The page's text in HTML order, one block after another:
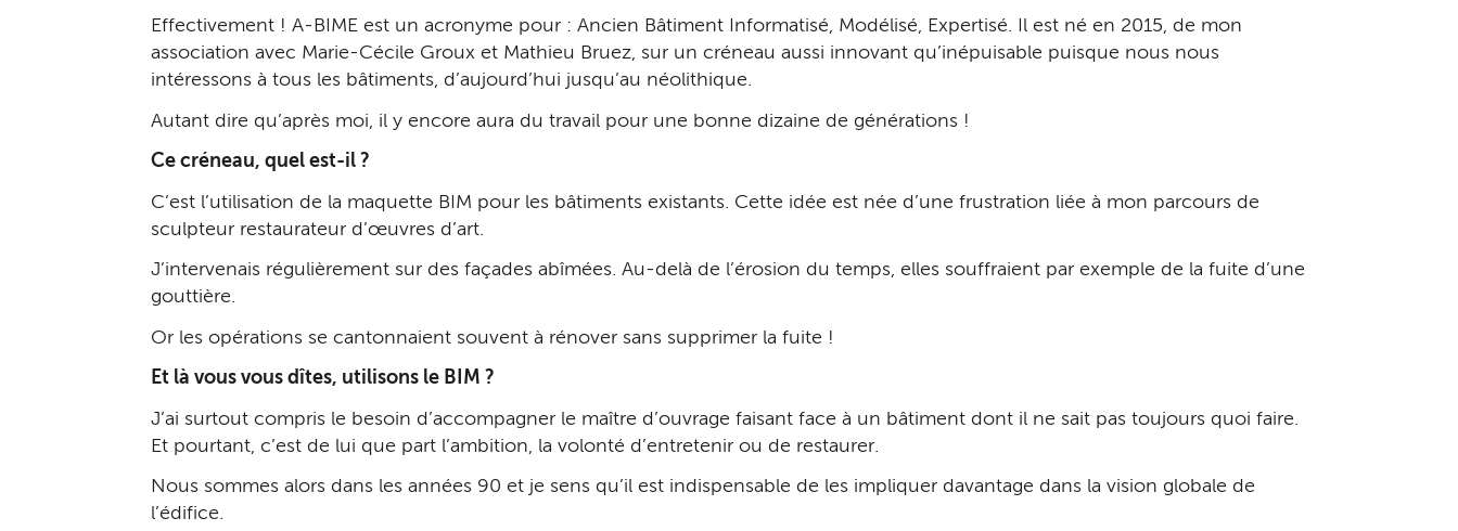
Effectivement ! A-BIME est un acronyme pour : Ancien Bâtiment Informatisé, Modélisé, Expertisé. Il est né en 2015, de mon
association avec Marie-Cécile Groux et Mathieu Bruez, sur un créneau aussi innovant qu’inépuisable puisque nous nous
intéressons à tous les bâtiments, d’aujourd’hui jusqu’au néolithique.
Autant dire qu’après moi, il y encore aura du travail pour une bonne dizaine de générations !
Ce créneau, quel est-il ?
C’est l’utilisation de la maquette BIM pour les bâtiments existants. Cette idée est née d’une frustration liée à mon parcours de
sculpteur restaurateur d’œuvres d’art.
J’intervenais régulièrement sur des façades abîmées. Au-delà de l’érosion du temps, elles souffraient par exemple de la fuite d’une
gouttière.
Or les opérations se cantonnaient souvent à rénover sans supprimer la fuite !
Et là vous vous dîtes, utilisons le BIM ?
J’ai surtout compris le besoin d’accompagner le maître d’ouvrage faisant face à un bâtiment dont il ne sait pas toujours quoi faire.
Et pourtant, c’est de lui que part l’ambition, la volonté d’entretenir ou de restaurer.
Nous sommes alors dans les années 90 et je sens qu’il est indispensable de les impliquer davantage dans la vision globale de
l’édifice.